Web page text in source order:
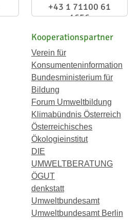
+43 1 71100 61
1656
Kooperationspartner
Verein für
Konsumenteninformation
Bundesministerium für
Bildung
Forum Umweltbildung
Klimabündnis Österreich
Österreichisches
Ökologieinstitut
DIE
UMWELTBERATUNG
ÖGUT
denkstatt
Umweltbundesamt
Umweltbundesamt Berlin